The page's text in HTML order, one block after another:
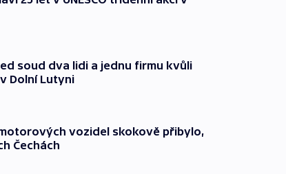
soud dva lidi a jednu firmu kvůli
Dolní Lutyni
vozidel skokově přibylo,
Čechách